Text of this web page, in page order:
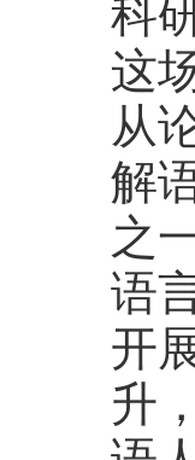
这
从
解
之
语
开
升